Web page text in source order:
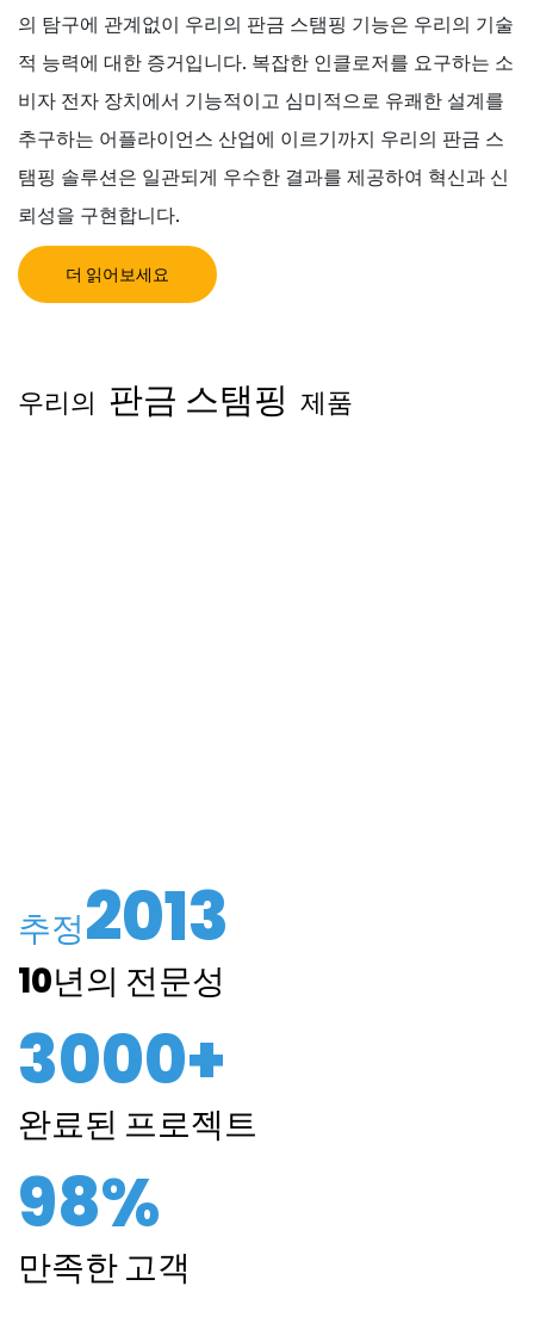
의 탐구에 관계없이 우리의 판금 스탬핑 기능은 우리의 기술
적 능력에 대한 증거입니다. 복잡한 인클로저를 요구하는 소
비자 전자 장치에서 기능적이고 심미적으로 유쾌한 설계를
추구하는 어플라이언스 산업에 이르기까지 우리의 판금 스
탬핑 솔루션은 일관되게 우수한 결과를 제공하여 혁신과 신
뢰성을 구현합니다.
더 읽어보세요
우리의 판금 스탬핑 제품
추정2013
10년의 전문성
3000+
완료된 프로젝트
98%
만족한 고객